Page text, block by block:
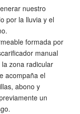
nuestro
por la lluvia y el
formada por
manual
zona radicular
acompaña el
abono y
un